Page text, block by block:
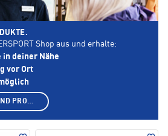
Shop aus und erhalte:
deiner Nähe
vor Ort
SHOP AUSWÄHLEN UND PRODUKTE ANZEIGEN